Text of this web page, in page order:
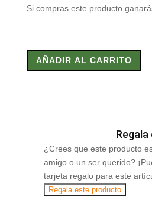
Si compras este producto
DE
ALMENDRAS
AÑADIR AL CARRITO
¿Crees que este producto
amigo o un ser querido?
tarjeta regalo para este
Regala este producto